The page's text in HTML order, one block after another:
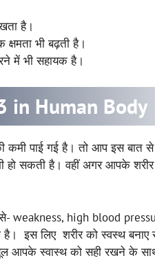
है।
क्षमता भी बढ़ती है।
में भी सहायक है।
in Human Body
कमी पाई गई है। तो आप इस
हो सकती है। वहीं अगर आपके
weakness, high blood
इस लिए शरीर को स्वस्थ
आपके स्वास्थ को सही रखने के